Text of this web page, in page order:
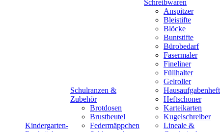
Kindergarten-
Schulranzen &
Zubehör
Brotdosen
Brustbeutel
Federmäppchen
Schreibwaren
Anspitzer
Bleistifte
Blöcke
Buntstifte
Bürobedarf
Fasermaler
Fineliner
Füllhalter
Gelroller
Hausaufgabenheft
Heftschoner
Karteikarten
Kugelschreiber
Lineale &